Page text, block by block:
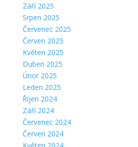
Září 2025
Srpen 2025
Červenec 2025
Červen 2025
Květen 2025
Duben 2025
Únor 2025
Leden 2025
Říjen 2024
Září 2024
Červenec 2024
Červen 2024
Květen 2024